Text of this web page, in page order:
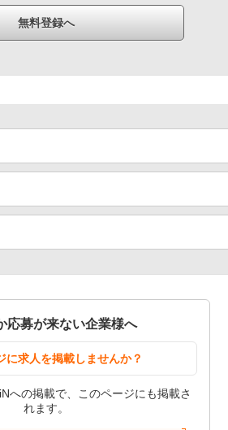
応募が来ない企業様へ
に求人を掲載しませんか？
への掲載で、このページにも掲載さ
れます。